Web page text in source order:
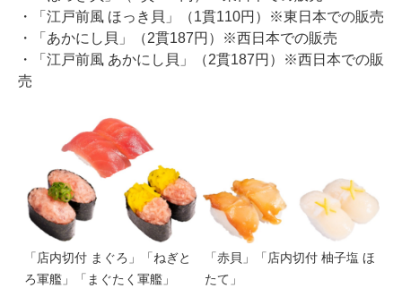
・「江戸前風 ほっき貝」（1貫110円）※東日本での販売
・「あかにし貝」（2貫187円）※西日本での販売
・「江戸前風 あかにし貝」（2貫187円）※西日本での販
売
「店内切付 まぐろ」「ねぎと
ろ軍艦」「まぐたく軍艦」
「赤貝」「店内切付 柚子塩 ほ
たて」